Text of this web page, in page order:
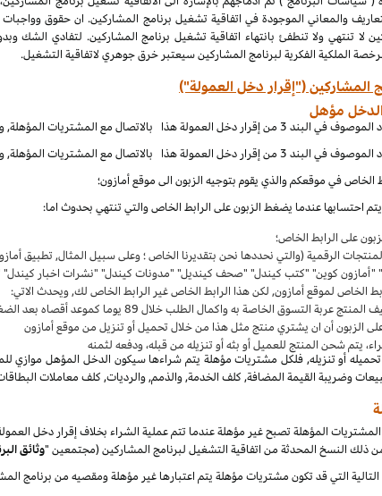
الملكية الفكرية لبرنامج المشاركين سيعتبر خرق جوهري لاتفاقية التشغيل.
المشاركين ("إقرار دخل العمولة")
مؤهل
الى الاقصاءات المذكورة في إقرار دخل العمولة هذا) تحصل عند:
الى الاقصاءات المذكورة في إقرار دخل العمولة هذا) تحصل عند:
الخاص في موقعكم والذي يقوم بتوجيه الزبون الى موقع أمازون؛
احتسابها عندما يضغط الزبون على الرابط الخاص والتي تنتهي بحدوث اما:
الرقمية (والتي نحددها نحن بتقديرنا الخاص ؛ وعلى سبيل المثال,
"أمازون كوين" "كتب كيندل" "صحف كينديل" "مدونات كيندل" "نشرات اخبار
الخاص لموقع أمازون, لكن هذا الرابط الخاص غير الرابط الخاص لك, ويحدث الاتي:
المنتجعربة التسوق الخاصة به واكمال الطلب خلال 89 يوما كموعد أقصاه بعد الضغط على الرابط الخاص الاولي؛ أو
الزبون أن ان يشتري منتج مثل هذا من خلال تحميل أو تنزيل من موقع أمازون
يتم شحن المنتج للعميل أو بثه أو تنزيله من قبله، ودفعه لثمنه
أو تنزيله, فلكل مشتريات مؤهلة يتم شراءها سيكون الدخل المؤهل موازي
وضريبة القيمة المضافة, كلف الخدمة, والذمم, والرديات, كلف معاملات البطاقات
المشتريات المؤهلة تصبح غير مؤهلة عندما تتم عملية الشراء بخلاف إقرار دخل
ذلك النسخ المحدثة من اتفاقية التشغيل لبرنامج المشاركين (مجتمعين "وثائق
التي قد تكون مشتريات مؤهلة يتم اعتبارها غير مؤهلة ومقصيه من برنامج